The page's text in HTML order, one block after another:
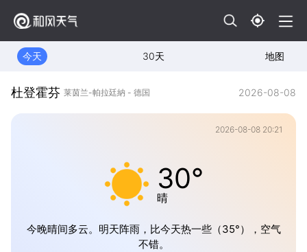
今天 30天 地图
杜登霍芬 莱茵兰-帕拉廷納 - 德国 2026-08-08
2026-08-08 20:21
30°
晴
今晚晴间多云。明天阵雨，比今天热一些（35°），空气
不错。